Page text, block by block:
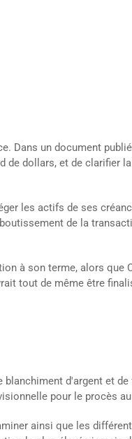
Dans un document publié
de dollars, et de clarifier
les actifs de ses
de la
à son terme, alors que
tout de même être
d'argent et de
pour le procès
ainsi que les